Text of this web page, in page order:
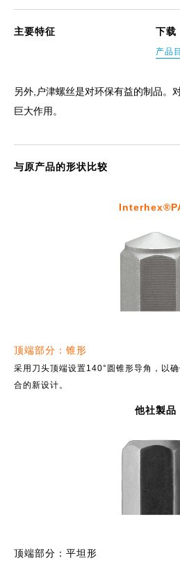
主要特征 下载
产品
另外,户津螺丝是对环保有益的制品。
巨大作用。
与原产品的形状比较
顶端部分：锥形
采用刀头顶端设置140°圆锥形导角，以
合的新设计。
他社製品
顶端部分：平坦形